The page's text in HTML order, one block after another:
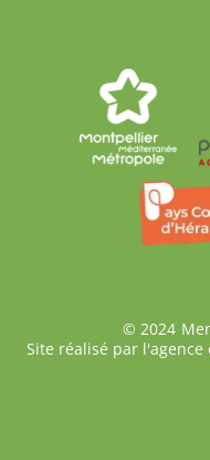
Bas © 2024
Site réalisé par